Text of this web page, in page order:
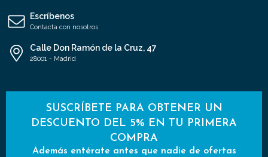
Escríbenos
Contacta con nosotros
Calle Don Ramón de la Cruz, 47
28001 - Madrid
SUSCRÍBETE PARA OBTENER UN
DESCUENTO DEL 5% EN TU PRIMERA
COMPRA
Además entérate antes que nadie de ofertas